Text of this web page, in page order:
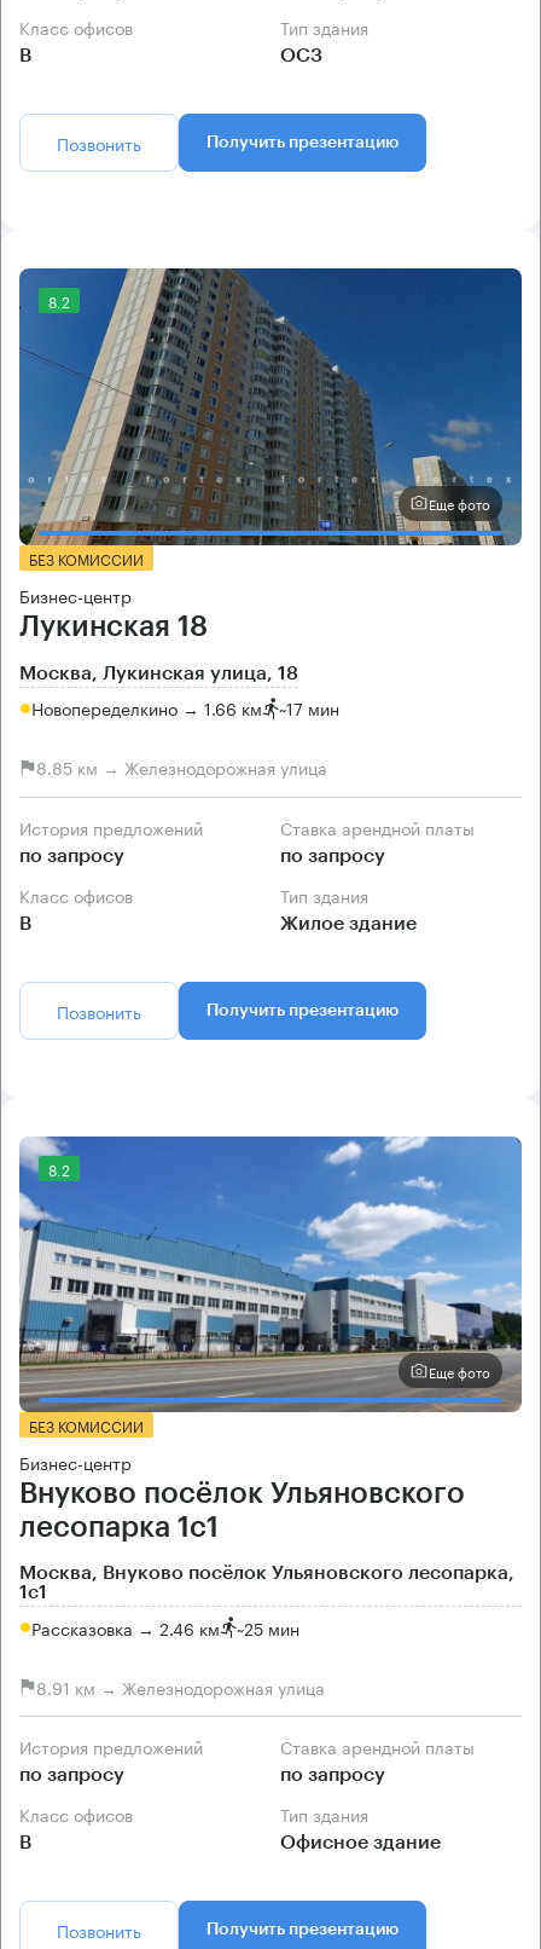
Класс офисов
B
Тип здания
ОСЗ
Позвонить Получить презентацию
8.2
Еще фото
БЕЗ КОМИССИИ
Бизнес-центр
Лукинская 18
Москва, Лукинская улица, 18
Новопеределкино → 1.66 км ~17 мин
8.85 км → Железнодорожная улица
История предложений
по запросу
Ставка арендной платы
по запросу
Класс офисов
B
Тип здания
Жилое здание
Позвонить Получить презентацию
8.2
Еще фото
БЕЗ КОМИССИИ
Бизнес-центр
Внуково посёлок Ульяновского
лесопарка 1с1
Москва, Внуково посёлок Ульяновского лесопарка,
1с1
Рассказовка → 2.46 км ~25 мин
8.91 км → Железнодорожная улица
История предложений
по запросу
Ставка арендной платы
по запросу
Класс офисов
B
Тип здания
Офисное здание
Позвонить Получить презентацию